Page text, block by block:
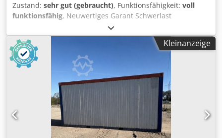
Zustand: sehr gut (gebraucht), Funktionsfähigkeit: voll
funktionsfähig, Neuwertiges Garant Schwerlast
Grundregal mit elektrischem Rollladen Ein paar wenige
Beulen und Kratzer sind vorhanden. Bestehend aus: - 1x
Schwerlast Grundregal mit 2 Säulenrahmen mit 100 %
Auszugboden, Nutztiefe 950 mm, Höhe: 2000mm - 2x
Seitenwand mehrteilig, Nutztiefe 950 mm, passend für
Regal Höhe: 2000mm Djdeziwwcjpfx Ad Nock - 3x
Ablageplatte 12 mm Buche Multiplex, für Regalfeld
Nutztiefe: 950mm - 1x Rollladen für Grundregal, Nutztiefe
1350 mm, passend für Regal Höhe: 2000mm Neupreis
11019€ (Brutto) Beim angegebenen Preis handelt es sich
um den Brutto Preis. Verkauf ausschließlich mit Rechnung
Kleinanzeige